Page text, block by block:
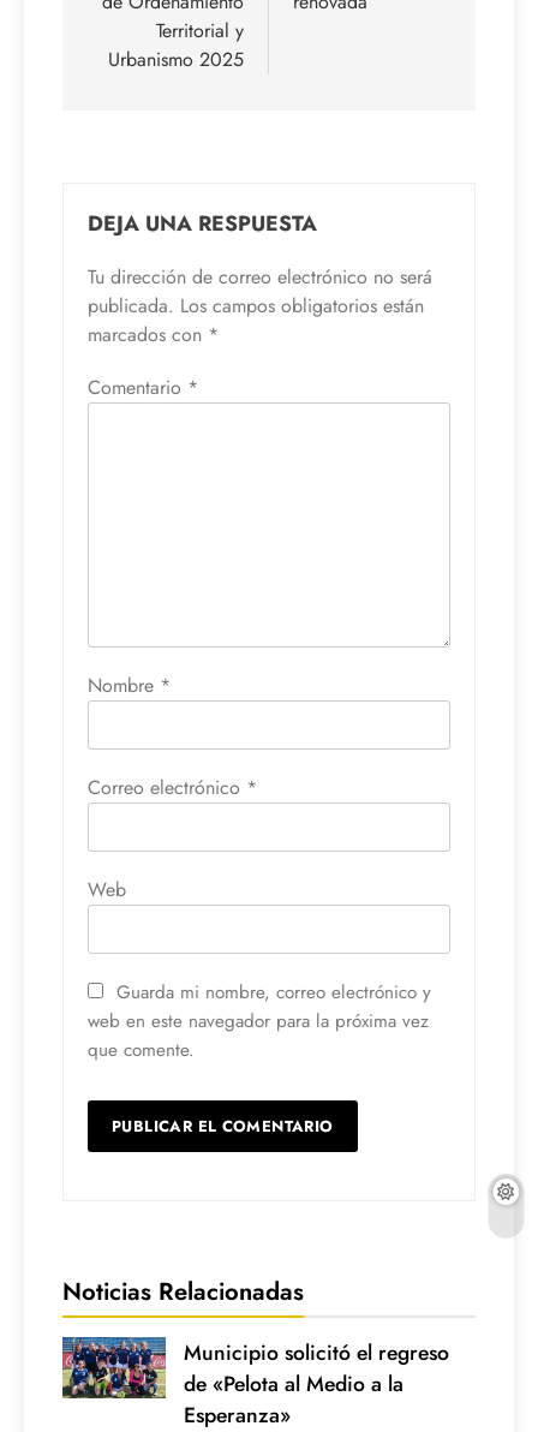
Territorial y
Urbanismo 2025
DEJA UNA RESPUESTA
Tu dirección de correo electrónico no será
publicada. Los campos obligatorios están
marcados con *
Comentario *
Nombre *
Correo electrónico *
Web
Guarda mi nombre, correo electrónico y
web en este navegador para la próxima vez
que comente.
Noticias Relacionadas
Municipio solicitó el regreso
de «Pelota al Medio a la
Esperanza»